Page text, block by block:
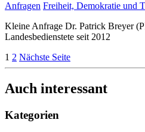
Anfragen Freiheit, Demokratie und
Kleine Anfrage Dr. Patrick Breyer
Landesbedienstete seit 2012
1 2 Nächste Seite
Auch interessant
Kategorien